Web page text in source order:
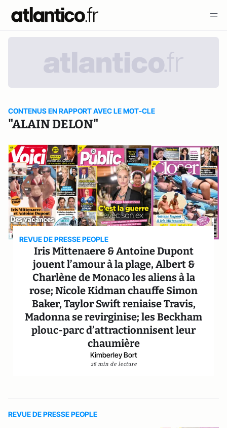
CONTENUS EN RAPPORT AVEC LE MOT-CLE
"ALAIN DELON"
REVUE DE PRESSE PEOPLE
Iris Mittenaere & Antoine Dupont
jouent l’amour à la plage, Albert &
Charlène de Monaco les aliens à la
rose; Nicole Kidman chauffe Simon
Baker, Taylor Swift reniaise Travis,
Madonna se revirginise; les Beckham
plouc-parc d’attractionnisent leur
chaumière
Kimberley Bort
26 min de lecture
REVUE DE PRESSE PEOPLE